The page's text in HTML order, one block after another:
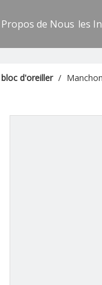
de Nous les
d'oreiller /